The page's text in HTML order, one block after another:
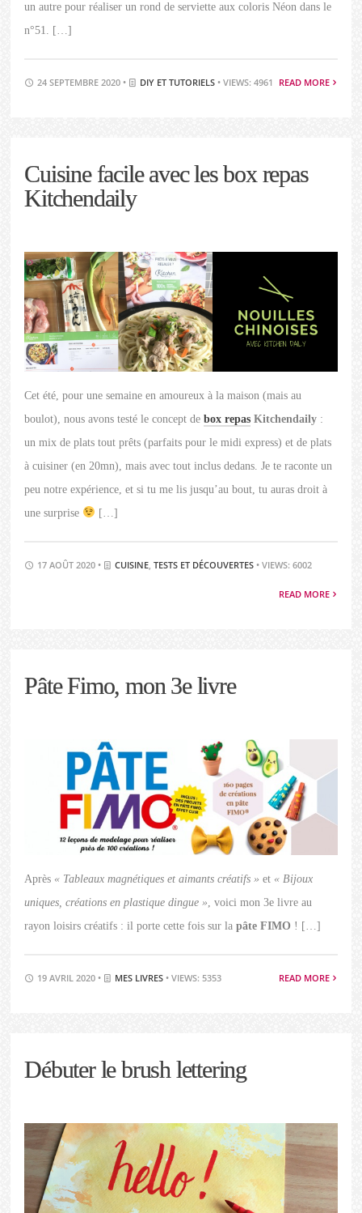
un autre pour réaliser un rond de serviette aux coloris Néon dans le
n°51. […]
24 SEPTEMBRE 2020 • DIY ET TUTORIELS • VIEWS: 4961 READ MORE
Cuisine facile avec les box repas
Kitchendaily
Cet été, pour une semaine en amoureux à la maison (mais au
boulot), nous avons testé le concept debox repas Kitchendaily :
un mix de plats tout prêts (parfaits pour le midi express) et de plats
à cuisiner (en 20mn), mais avec tout inclus dedans. Je te raconte un
peu notre expérience, et si tu me lis jusqu’au bout, tu auras droit à
une surprise
[…]
17 AOÛT 2020 • CUISINE ,TESTS ET DÉCOUVERTES • VIEWS: 6002
READ MORE
Pâte Fimo, mon 3e livre
Après « Tableaux magnétiques et aimants créatifs » et « Bijoux
uniques, créations en plastique dingue » , voici mon 3e livre au
rayon loisirs créatifs : il porte cette fois sur lapâte FIMO ! […]
19 AVRIL 2020 • MES LIVRES • VIEWS: 5353 READ MORE
Débuter le brush lettering